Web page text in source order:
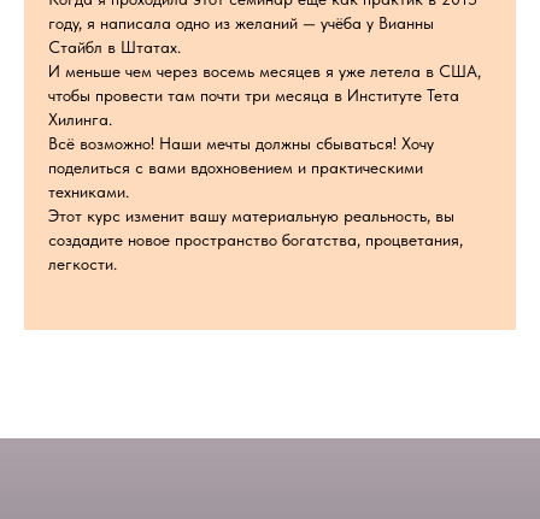
году, я написала одно из желаний — учёба у Вианны
Стайбл в Штатах.
И меньше чем через восемь месяцев я уже летела в США,
чтобы провести там почти три месяца в Институте Тета
Хилинга.
Всё возможно! Наши мечты должны сбываться! Хочу
поделиться с вами вдохновением и практическими
техниками.
Этот курс изменит вашу материальную реальность, вы
создадите новое пространство богатства, процветания,
легкости.